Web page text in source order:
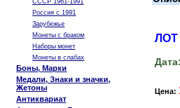
СССР 1961-1991
Россия с 1991
Зарубежье
Монеты с браком
Наборы монет
Монеты в слабах
Боны, Марки
Медали, Знаки и значки,
Жетоны
Антиквариат
Дата:
Цена: